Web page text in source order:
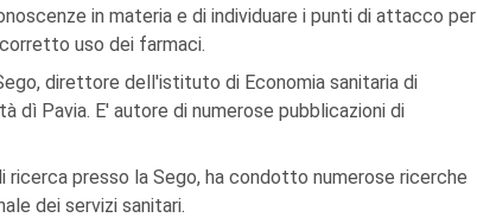
in materia e di individuare i punti di attacco per
uso dei farmaci.
direttore dell'istituto di Economia sanitaria di
dì Pavia. E' autore di numerose pubblicazioni di
ricerca presso la Sego, ha condotto numerose ricerche
dei servizi sanitari.